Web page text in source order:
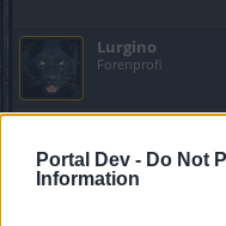
Portal Dev - Do Not
Information
Lurgino
Forenprofi
Helden des Spieles